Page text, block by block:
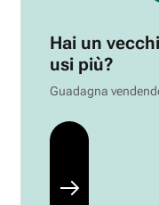
Hai un
usi più?
Guadagna